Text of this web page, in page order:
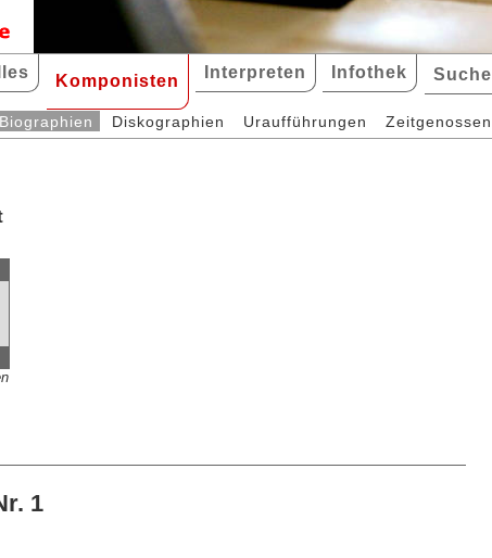
Komponisten Interpreten Infothek Suche
Biographien Diskographien Uraufführungen Zeitgenossen
1